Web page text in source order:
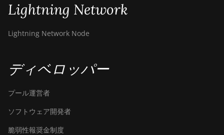
Lightning Network
Lightning Network Node
ディベロッパー
プール運営者
ソフトウェア開発者
脆弱性報奨金制度